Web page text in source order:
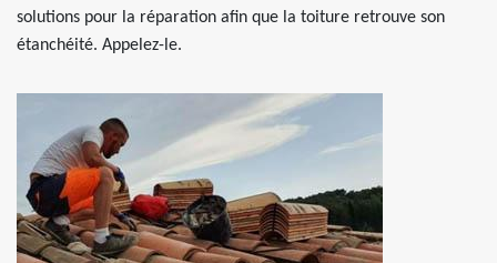
solutions pour la réparation afin que la toiture retrouve son
étanchéité. Appelez-le.